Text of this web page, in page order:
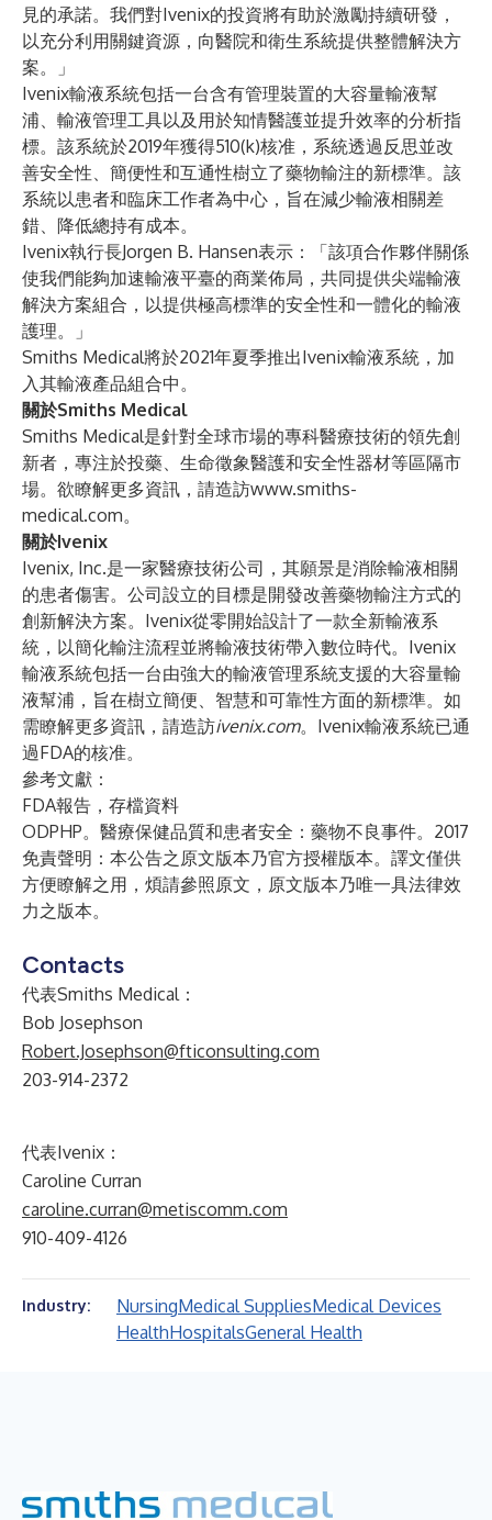
見的承諾。我們對Ivenix的投資將有助於激勵持續研發，
以充分利用關鍵資源，向醫院和衛生系統提供整體解決方
案。」
Ivenix輸液系統包括一台含有管理裝置的大容量輸液幫
浦、輸液管理工具以及用於知情醫護並提升效率的分析指
標。該系統於2019年獲得510(k)核准，系統透過反思並改
善安全性、簡便性和互通性樹立了藥物輸注的新標準。該
系統以患者和臨床工作者為中心，旨在減少輸液相關差
錯、降低總持有成本。
Ivenix執行長Jorgen B. Hansen表示：「該項合作夥伴關係
使我們能夠加速輸液平臺的商業佈局，共同提供尖端輸液
解決方案組合，以提供極高標準的安全性和一體化的輸液
護理。」
Smiths Medical將於2021年夏季推出Ivenix輸液系統，加
入其輸液產品組合中。
關於Smiths Medical
Smiths Medical是針對全球市場的專科醫療技術的領先創
新者，專注於投藥、生命徵象醫護和安全性器材等區隔市
場。欲瞭解更多資訊，請造訪www.smiths-
medical.com。
關於Ivenix
Ivenix, Inc.是一家醫療技術公司，其願景是消除輸液相關
的患者傷害。公司設立的目標是開發改善藥物輸注方式的
創新解決方案。Ivenix從零開始設計了一款全新輸液系
統，以簡化輸注流程並將輸液技術帶入數位時代。Ivenix
輸液系統包括一台由強大的輸液管理系統支援的大容量輸
液幫浦，旨在樹立簡便、智慧和可靠性方面的新標準。如
需瞭解更多資訊，請造訪ivenix.com。Ivenix輸液系統已通
過FDA的核准。
參考文獻：
FDA報告，存檔資料
ODPHP。醫療保健品質和患者安全：藥物不良事件。2017
免責聲明：本公告之原文版本乃官方授權版本。譯文僅供
方便瞭解之用，煩請參照原文，原文版本乃唯一具法律效
力之版本。
Contacts
代表Smiths Medical：
Bob Josephson
Robert.Josephson@fticonsulting.com
203-914-2372
代表Ivenix：
Caroline Curran
caroline.curran@metiscomm.com
910-409-4126
Industry: NursingMedical SuppliesMedical Devices
HealthHospitalsGeneral Health